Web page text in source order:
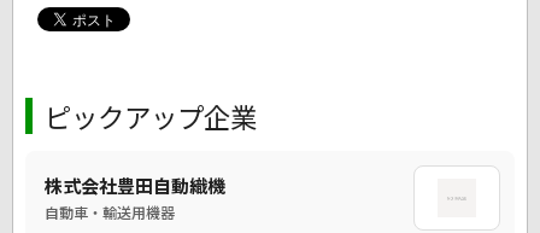
ピックアップ企業
株式会社豊田自動織機
自動車・輸送用機器